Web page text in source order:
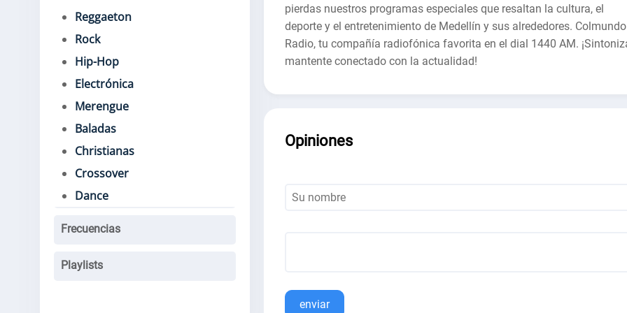
Reggaeton
Rock
Hip-Hop
Electrónica
Merengue
Baladas
Christianas
Crossover
Dance
Frecuencias
Playlists
pierdas nuestros programas especiales que resaltan la cultura, el
deporte y el entretenimiento de Medellín y sus alrededores. Colmundo
Radio, tu compañía radiofónica favorita en el dial 1440 AM.
mantente conectado con la actualidad!
Opiniones
enviar